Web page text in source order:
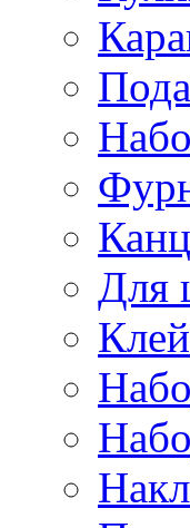
Для
Клей